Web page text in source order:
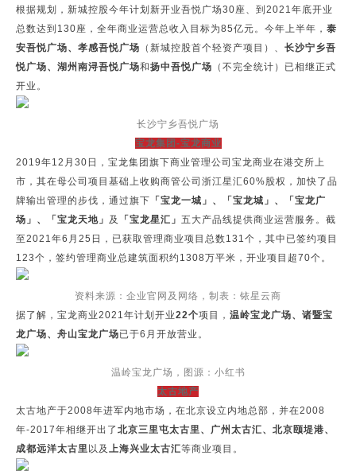
根据规划，新城控股今年计划新开业吾悦广场30座、到2021年底开业
总数达到130座，全年商业运营总收入目标为85亿元。今年上半年， 泰
安吾悦广场、孝感吾悦广场 （新城控股首个轻资产项目）、 长沙宁乡吾
悦广场、湖州南浔吾悦广场和扬中吾悦广场 （不完全统计）已相继正式
开业。
长沙宁乡吾悦广场
宝龙集团-宝龙商业
2019年12月30日，宝龙集团旗下商业管理公司宝龙商业在港交所上
市，其在母公司项目基础上收购商管公司浙江星汇60%股权，加快了品
牌输出管理的步伐，通过旗下 「宝龙一城」、「宝龙城」、「宝龙广
场」、「宝龙天地」 及 「宝龙星汇」 五大产品线提供商业运营服务。截
至2021年6月25日，已获取管理商业项目总数131个，其中已签约项目
123个，签约管理商业总建筑面积约1308万平米，开业项目超70个。
资料来源：企业官网及网络，制表：铱星云商
据了解，宝龙商业2021年计划开业22个项目， 温岭宝龙广场、诸暨宝
龙广场、舟山宝龙广场已于6月开放营业。
温岭宝龙广场，图源：小红书
太古地产
太古地产于2008年进军内地市场，在北京设立内地总部，并在2008
年-2017年相继开出了 北京三里屯太古里、广州太古汇、北京颐堤港、
成都远洋太古里 以及 上海兴业太古汇等商业项目。